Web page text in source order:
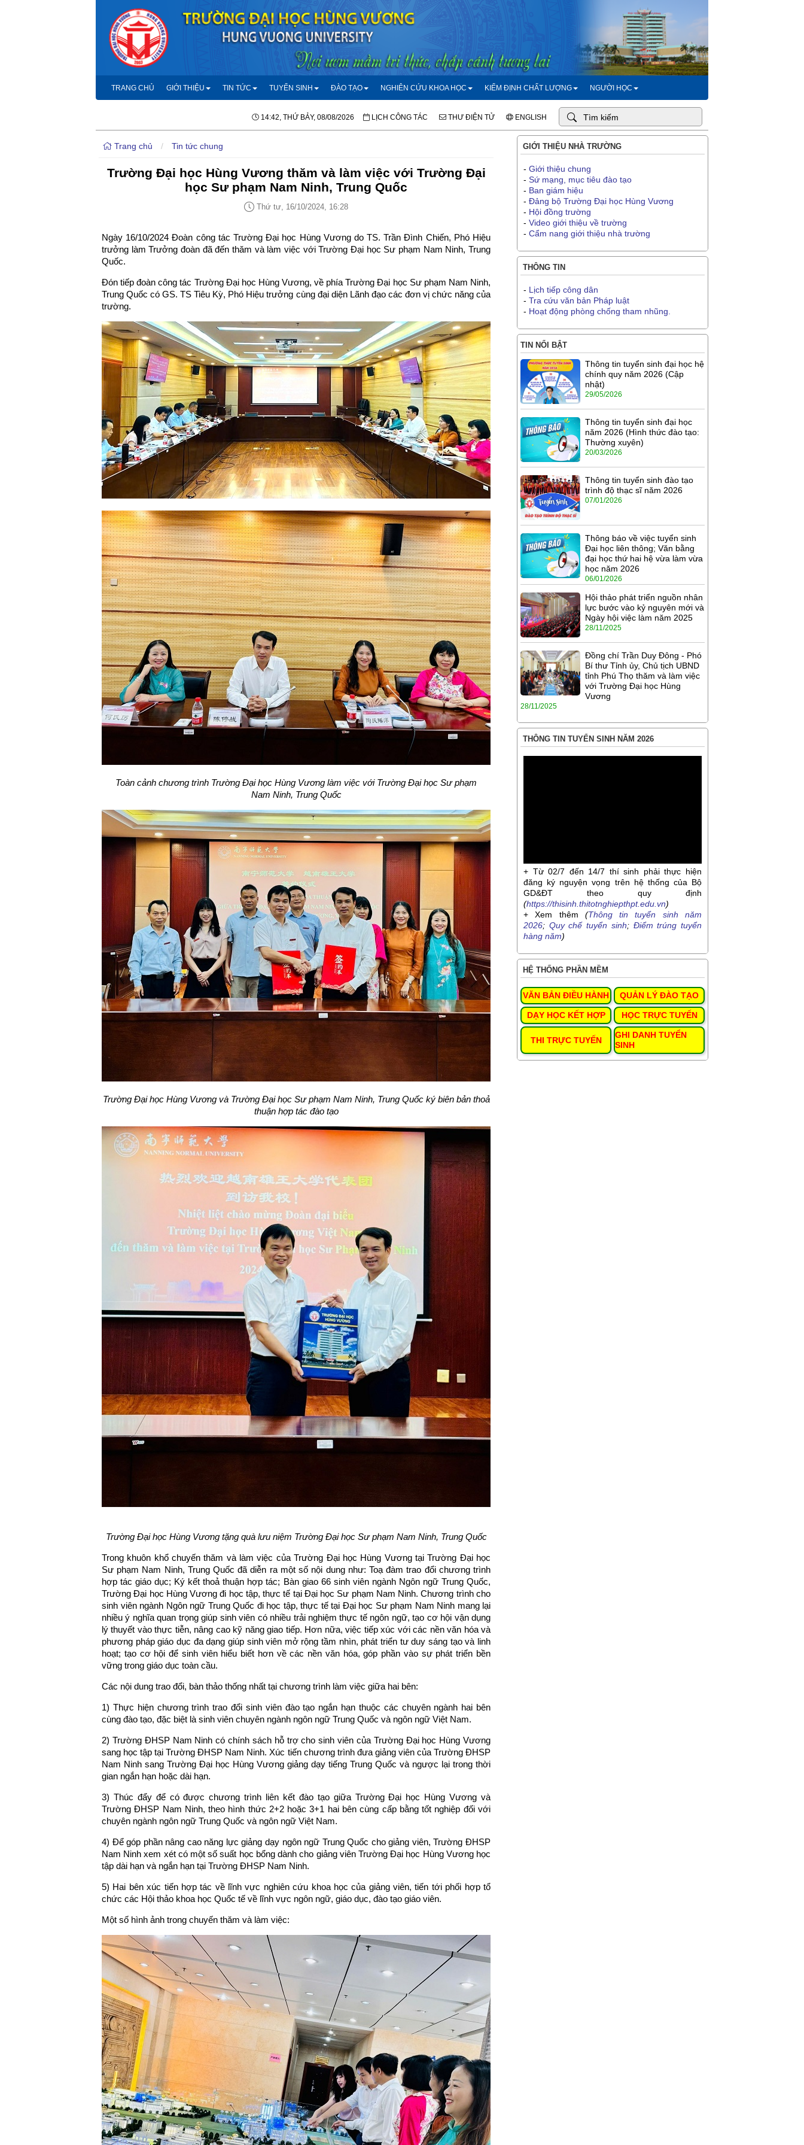
TRANG CHỦ GIỚI THIỆU TIN TỨC TUYỂN SINH ĐÀO TẠO NGHIÊN CỨU KHOA HỌC KIỂM ĐỊNH CHẤT LƯỢNG NGƯỜI HỌC
14:42, THỨ BẢY, 08/08/2026 LỊCH CÔNG TÁC THƯ ĐIỆN TỬ ENGLISH
Trang chủ / Tin tức chung
Trường Đại học Hùng Vương thăm và làm việc với Trường Đại
học Sư phạm Nam Ninh, Trung Quốc
Thứ tư, 16/10/2024, 16:28
Ngày 16/10/2024 Đoàn công tác Trường Đại học Hùng Vương do TS. Trần Đình Chiến, Phó Hiệu
trưởng làm Trưởng đoàn đã đến thăm và làm việc với Trường Đại học Sư phạm Nam Ninh, Trung
Quốc.
Đón tiếp đoàn công tác Trường Đại học Hùng Vương, về phía Trường Đại học Sư phạm Nam Ninh,
Trung Quốc có GS. TS Tiêu Kỳ, Phó Hiệu trưởng cùng đại diện Lãnh đạo các đơn vị chức năng của
trường.
Toàn cảnh chương trình Trường Đại học Hùng Vương làm việc với Trường Đại học Sư phạm
Nam Ninh, Trung Quốc
Trường Đại học Hùng Vương và Trường Đại học Sư phạm Nam Ninh, Trung Quốc ký biên bản thoả
thuận hợp tác đào tạo
Trường Đại học Hùng Vương tặng quà lưu niệm Trường Đại học Sư phạm Nam Ninh, Trung Quốc
Trong khuôn khổ chuyến thăm và làm việc của Trường Đại học Hùng Vương tại Trường Đại học
Sư phạm Nam Ninh, Trung Quốc đã diễn ra một số nội dung như: Toạ đàm trao đổi chương trình
hợp tác giáo dục; Ký kết thoả thuận hợp tác; Bàn giao 66 sinh viên ngành Ngôn ngữ Trung Quốc,
Trường Đại học Hùng Vương đi học tập, thực tế tại Đại học Sư phạm Nam Ninh. Chương trình cho
sinh viên ngành Ngôn ngữ Trung Quốc đi học tập, thực tế tại Đại học Sư phạm Nam Ninh mang lại
nhiều ý nghĩa quan trọng giúp sinh viên có nhiều trải nghiệm thực tế ngôn ngữ, tạo cơ hội vận dụng
lý thuyết vào thực tiễn, nâng cao kỹ năng giao tiếp. Hơn nữa, việc tiếp xúc với các nền văn hóa và
phương pháp giáo dục đa dạng giúp sinh viên mở rộng tầm nhìn, phát triển tư duy sáng tạo và linh
hoạt; tạo cơ hội để sinh viên hiểu biết hơn về các nền văn hóa, góp phần vào sự phát triển bền
vững trong giáo dục toàn cầu.
Các nội dung trao đổi, bàn thảo thống nhất tại chương trình làm việc giữa hai bên:
1) Thực hiện chương trình trao đổi sinh viên đào tạo ngắn hạn thuộc các chuyên ngành hai bên
cùng đào tạo, đặc biệt là sinh viên chuyên ngành ngôn ngữ Trung Quốc và ngôn ngữ Việt Nam.
2) Trường ĐHSP Nam Ninh có chính sách hỗ trợ cho sinh viên của Trường Đại học Hùng Vương
sang học tập tại Trường ĐHSP Nam Ninh. Xúc tiến chương trình đưa giảng viên của Trường ĐHSP
Nam Ninh sang Trường Đại học Hùng Vương giảng dạy tiếng Trung Quốc và ngược lại trong thời
gian ngắn hạn hoặc dài hạn.
3) Thúc đẩy để có được chương trình liên kết đào tạo giữa Trường Đại học Hùng Vương và
Trường ĐHSP Nam Ninh, theo hình thức 2+2 hoặc 3+1 hai bên cùng cấp bằng tốt nghiệp đối với
chuyên ngành ngôn ngữ Trung Quốc và ngôn ngữ Việt Nam.
4) Để góp phần nâng cao năng lực giảng dạy ngôn ngữ Trung Quốc cho giảng viên, Trường ĐHSP
Nam Ninh xem xét có một số suất học bổng dành cho giảng viên Trường Đại học Hùng Vương học
tập dài hạn và ngắn hạn tại Trường ĐHSP Nam Ninh.
5) Hai bên xúc tiến hợp tác về lĩnh vực nghiên cứu khoa học của giảng viên, tiến tới phối hợp tổ
chức các Hội thảo khoa học Quốc tế về lĩnh vực ngôn ngữ, giáo dục, đào tạo giáo viên.
Một số hình ảnh trong chuyến thăm và làm việc:
GIỚI THIỆU NHÀ TRƯỜNG
- Giới thiệu chung
- Sứ mạng, mục tiêu đào tạo
- Ban giám hiệu
- Đảng bộ Trường Đại học Hùng Vương
- Hội đồng trường
- Video giới thiệu về trường
- Cẩm nang giới thiệu nhà trường
THÔNG TIN
- Lịch tiếp công dân
- Tra cứu văn bản Pháp luật
- Hoạt động phòng chống tham nhũng.
TIN NỔI BẬT
Thông tin tuyển sinh đại học hệ
chính quy năm 2026 (Cập
nhật)
29/05/2026
Thông tin tuyển sinh đại học
năm 2026 (Hình thức đào tạo:
Thường xuyên)
20/03/2026
Thông tin tuyển sinh đào tạo
trình độ thạc sĩ năm 2026
07/01/2026
Thông báo về việc tuyển sinh
Đại học liên thông; Văn bằng
đại học thứ hai hệ vừa làm vừa
học năm 2026
06/01/2026
Hội thảo phát triển nguồn nhân
lực bước vào kỷ nguyên mới và
Ngày hội việc làm năm 2025
28/11/2025
Đồng chí Trần Duy Đông - Phó
Bí thư Tỉnh ủy, Chủ tịch UBND
tỉnh Phú Thọ thăm và làm việc
với Trường Đại học Hùng
Vương
28/11/2025
THÔNG TIN TUYỂN SINH NĂM 2026
+ Từ 02/7 đến 14/7 thí sinh phải thực hiện
đăng ký nguyện vọng trên hệ thống của Bộ
GD&ĐT theo quy định
(https://thisinh.thitotnghiepthpt.edu.vn)
+ Xem thêm (Thông tin tuyển sinh năm
2026; Quy chế tuyển sinh; Điểm trúng tuyển
hàng năm)
HỆ THỐNG PHẦN MỀM
VĂN BẢN ĐIỀU HÀNH QUẢN LÝ ĐÀO TẠO
DẠY HỌC KẾT HỢP HỌC TRỰC TUYẾN
THI TRỰC TUYẾN
GHI DANH TUYỂN
SINH